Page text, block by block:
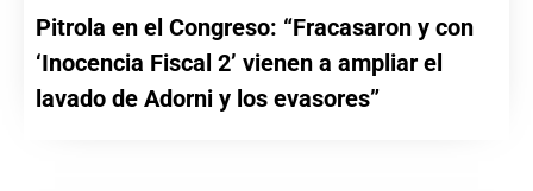
Pitrola en el Congreso: “Fracasaron y con
‘Inocencia Fiscal 2’ vienen a ampliar el
lavado de Adorni y los evasores”